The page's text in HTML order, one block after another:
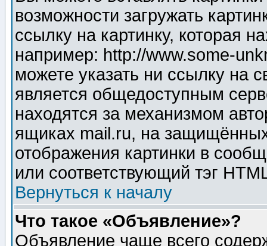
возможности загружать
ссылку на картинку, которая
например: http://www.some-
можете указать ни ссылку на
является общедоступным
находятся за механизмом
ящиках mail.ru, на
отображения картинки в
или соответствующий тэг
Вернуться к началу
Что такое «Объявление»?
Объявление чаще всего